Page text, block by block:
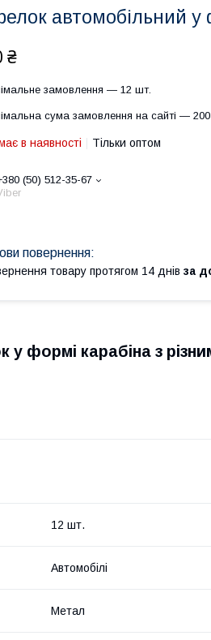
автомобільний у
₴
замовлення — 12 шт.
сума замовлення на сайті —
в наявності Тільки оптом
(50) 512-35-67
товару протягом 14 днів за
формі карабіна з
12 шт.
Автомобілі
Метал